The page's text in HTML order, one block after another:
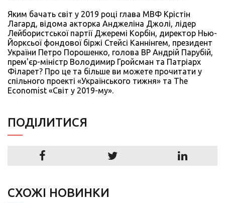
Яким бачать світ у 2019 році глава МВФ Крістін
Лагард, відома акторка Анджеліна Джолі, лідер
Лейбористської партії Джеремі Корбін, директор Нью-
Йорксьої фондової біржі Стейсі Каннінгем, президент
України Петро Порошенко, голова ВР Андрій Парубій,
прем'єр-міністр Володимир Гройсман та Патріарх
Філарет? Про це та більше ви можете прочитати у
спільного проекті «Українського тижня» та The
Economist «Світ у 2019-му».
ПОДIЛИТИСЯ
СХОЖІ НОВИНКИ